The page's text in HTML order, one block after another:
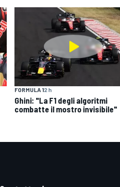
FORMULA 12 h
Ghini: "La F1 degli algoritmi
combatte il mostro invisibile"